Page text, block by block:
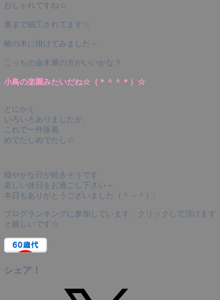
おしゃれですね☆
裏まで細工されてます☆
椿の木に掛けてみました～
こっちの金木犀の方がいいかな？
小鳥の楽園みたいだね☆（＊＾＾＊）☆
とにかく
いろいろありましたが、
これで一件落着
めでたしめでたし☆
穏やかな日が続きそうです
楽しい休日をお過ごし下さい～
本日もありがとうございました（＾－＾）/
ブログランキングに参加しています、クリックして頂けます
と嬉しいです☆
シェア！